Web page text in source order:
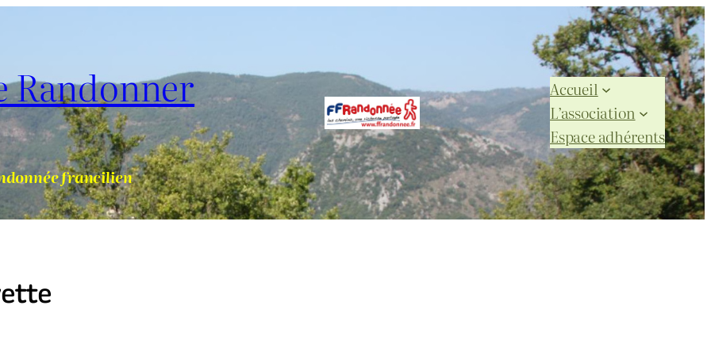
Randonner
francilien
Accueil
L’association
Espace adhérents